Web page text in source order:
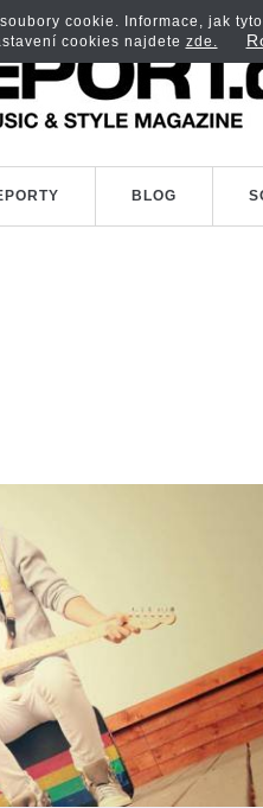
BLOG
cookie. Informace, jak
cookies najdete zde.